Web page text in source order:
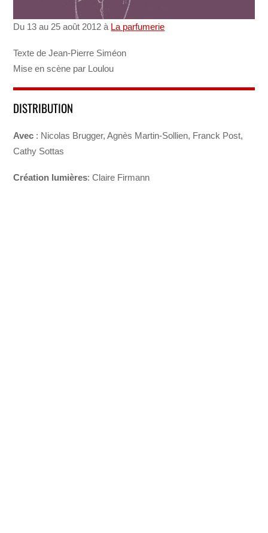
Du 13 au 25 août 2012 à La parfumerie
Texte de Jean-Pierre Siméon
Mise en scène par Loulou
DISTRIBUTION
Avec : Nicolas Brugger, Agnès Martin-Sollien, Franck Post,
Cathy Sottas
Création lumières: Claire Firmann